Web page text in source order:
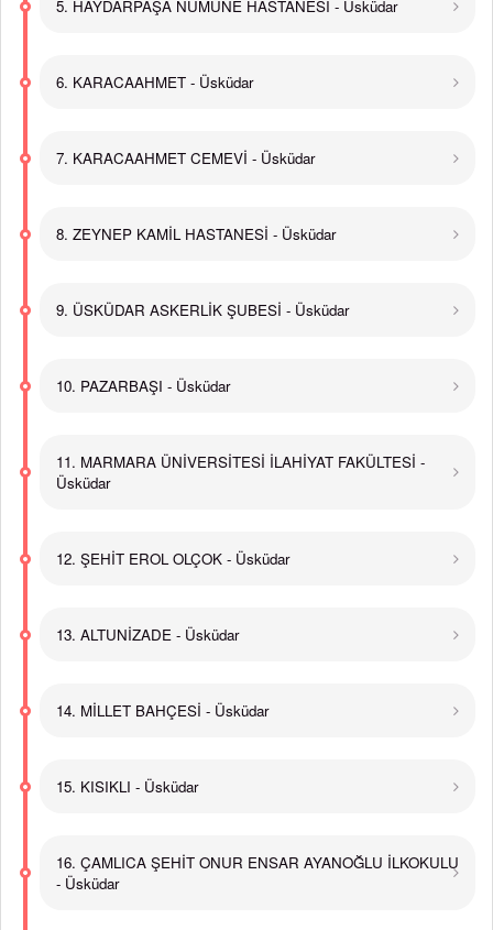
5. HAYDARPAŞA NUMUNE HASTANESİ - Üsküdar
6. KARACAAHMET - Üsküdar
7. KARACAAHMET CEMEVİ - Üsküdar
8. ZEYNEP KAMİL HASTANESİ - Üsküdar
9. ÜSKÜDAR ASKERLİK ŞUBESİ - Üsküdar
10. PAZARBAŞI - Üsküdar
11. MARMARA ÜNİVERSİTESİ İLAHİYAT FAKÜLTESİ -
Üsküdar
12. ŞEHİT EROL OLÇOK - Üsküdar
13. ALTUNİZADE - Üsküdar
14. MİLLET BAHÇESİ - Üsküdar
15. KISIKLI - Üsküdar
16. ÇAMLICA ŞEHİT ONUR ENSAR AYANOĞLU İLKOKULU
- Üsküdar